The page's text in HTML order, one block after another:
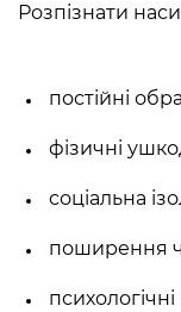
Розпізнати
постійні
фізичні
соціальна
поширення
психологічні